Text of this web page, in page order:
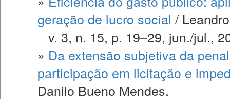
geração de lucro social /
v. 3, n. 15, p. 19–29, jun./jul.,
» Da extensão subjetiva da
participação em licitação e
Danilo Bueno Mendes.